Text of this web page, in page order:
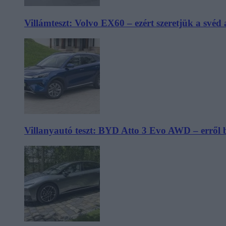
Villámteszt: Volvo EX60 – ezért szeretjük a svéd
Villanyautó teszt: BYD Atto 3 Evo AWD – erről